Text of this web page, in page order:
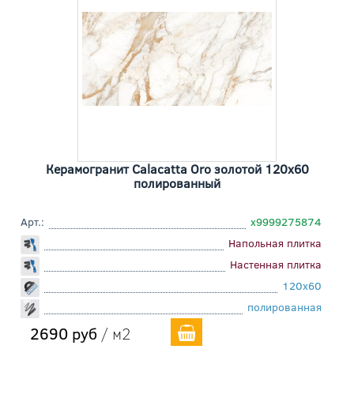
Керамогранит Calacatta Oro золотой 120x60
полированный
Арт.:
х9999275874
Напольная плитка
Настенная плитка
120x60
полированная
2690 руб / м2